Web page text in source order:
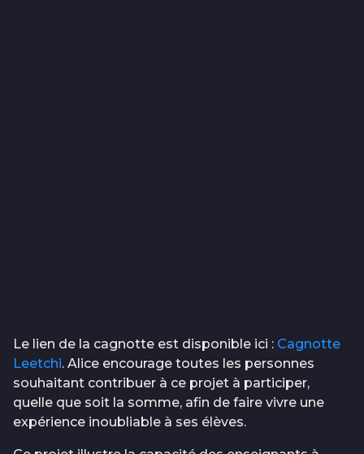
Le lien de la cagnotte est disponible ici : Cagnotte
Leetchi. Alice encourage toutes les personnes
souhaitant contribuer à ce projet à participer,
quelle que soit la somme, afin de faire vivre une
expérience inoubliable à ses élèves.